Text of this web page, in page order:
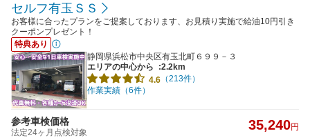
セルフ有玉ＳＳ
お客様に合ったプランをご提案しております、お見積り実施で給油10円引き
クーポンプレゼント！
特典あり
静岡県浜松市中央区有玉北町６９９－３
エリアの中心から
:2.2km
4.6 （213件）
作業実績（6件）
参考車検価格
法定24ヶ月点検対象 35,240円